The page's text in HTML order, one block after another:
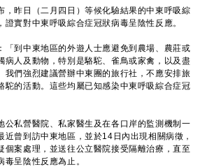
昨日（二月四日）等候化驗結果的中東呼吸綜
實對中東呼吸綜合症冠狀病毒呈陰性反應。
到中東地區的外遊人士應避免到農場、農莊或
病人及動物，特別是駱駝、雀鳥或家禽，以及盡
我們強烈建議營辦中東團的旅行社，不應安排旅
駝的活動。這些均屬已知感染中東呼吸綜合症冠
私營醫院、私家醫生及在各口岸的監測機制一
近曾到訪中東地區，並於14日內出現相關病徵，
個案處理，並送往公立醫院接受隔離治療，直至
呈陰性反應為止。